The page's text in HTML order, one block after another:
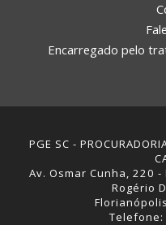
Encarregado pelo
PGE SC -
Av. Osmar Cunha, 220
Rogério
Telefone: